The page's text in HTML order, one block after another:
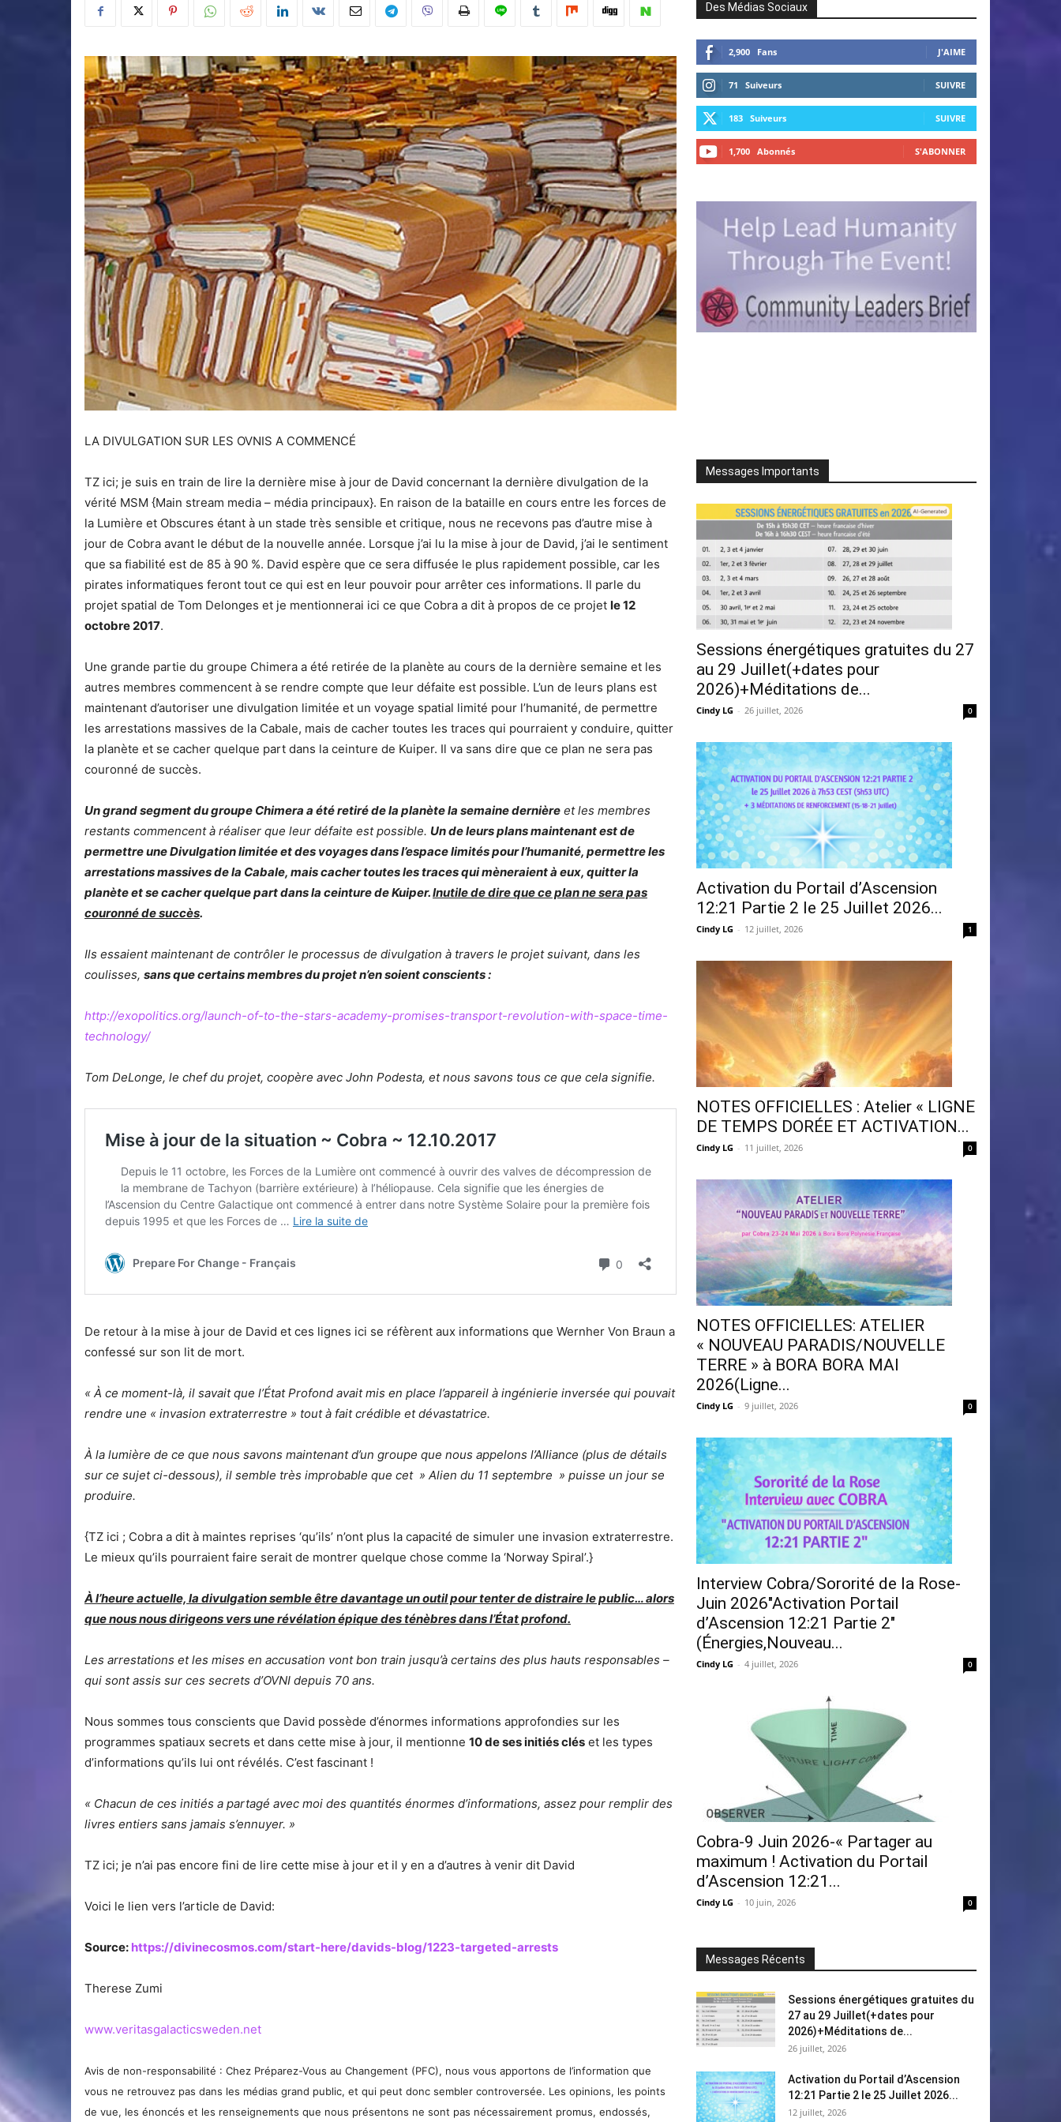
LA DIVULGATION SUR LES OVNIS A COMMENCÉ
TZ ici; je suis en train de lire la dernière mise à jour de David concernant la dernière divulgation de la
vérité MSM {Main stream media – média principaux}. En raison de la bataille en cours entre les forces de
la Lumière et Obscures étant à un stade très sensible et critique, nous ne recevons pas d’autre mise à
jour de Cobra avant le début de la nouvelle année. Lorsque j’ai lu la mise à jour de David, j’ai le sentiment
que sa fiabilité est de 85 à 90 %. David espère que ce sera diffusée le plus rapidement possible, car les
pirates informatiques feront tout ce qui est en leur pouvoir pour arrêter ces informations. Il parle du
projet spatial de Tom Delonges et je mentionnerai ici ce que Cobra a dit à propos de ce projet le 12
octobre 2017.
Une grande partie du groupe Chimera a été retirée de la planète au cours de la dernière semaine et les
autres membres commencent à se rendre compte que leur défaite est possible. L’un de leurs plans est
maintenant d’autoriser une divulgation limitée et un voyage spatial limité pour l’humanité, de permettre
les arrestations massives de la Cabale, mais de cacher toutes les traces qui pourraient y conduire, quitter
la planète et se cacher quelque part dans la ceinture de Kuiper. Il va sans dire que ce plan ne sera pas
couronné de succès.
Un grand segment du groupe Chimera a été retiré de la planète la semaine dernière et les membres
restants commencent à réaliser que leur défaite est possible. Un de leurs plans maintenant est de
permettre une Divulgation limitée et des voyages dans l’espace limités pour l’humanité, permettre les
arrestations massives de la Cabale, mais cacher toutes les traces qui mèneraient à eux, quitter la
planète et se cacher quelque part dans la ceinture de Kuiper.Inutile de dire que ce plan ne sera pas
couronné de succès.
Ils essaient maintenant de contrôler le processus de divulgation à travers le projet suivant, dans les
coulisses, sans que certains membres du projet n’en soient conscients :
http://exopolitics.org/launch-of-to-the-stars-academy-promises-transport-revolution-with-space-time-
technology/
Tom DeLonge, le chef du projet, coopère avec John Podesta, et nous savons tous ce que cela signifie.
De retour à la mise à jour de David et ces lignes ici se réfèrent aux informations que Wernher Von Braun a
confessé sur son lit de mort.
« À ce moment-là, il savait que l’État Profond avait mis en place l’appareil à ingénierie inversée qui pouvait
rendre une « invasion extraterrestre » tout à fait crédible et dévastatrice.
À la lumière de ce que nous savons maintenant d’un groupe que nous appelons l’Alliance (plus de détails
sur ce sujet ci-dessous), il semble très improbable que cet » Alien du 11 septembre » puisse un jour se
produire.
{TZ ici ; Cobra a dit à maintes reprises ‘qu’ils’ n’ont plus la capacité de simuler une invasion extraterrestre.
Le mieux qu’ils pourraient faire serait de montrer quelque chose comme la ‘Norway Spiral’.}
À l’heure actuelle, la divulgation semble être davantage un outil pour tenter de distraire le public… alors
que nous nous dirigeons vers une révélation épique des ténèbres dans l’État profond.
Les arrestations et les mises en accusation vont bon train jusqu’à certains des plus hauts responsables –
qui sont assis sur ces secrets d’OVNI depuis 70 ans.
Nous sommes tous conscients que David possède d’énormes informations approfondies sur les
programmes spatiaux secrets et dans cette mise à jour, il mentionne 10 de ses initiés clés et les types
d’informations qu’ils lui ont révélés. C’est fascinant !
« Chacun de ces initiés a partagé avec moi des quantités énormes d’informations, assez pour remplir des
livres entiers sans jamais s’ennuyer. »
TZ ici; je n’ai pas encore fini de lire cette mise à jour et il y en a d’autres à venir dit David
Voici le lien vers l’article de David:
Source: https://divinecosmos.com/start-here/davids-blog/1223-targeted-arrests
Therese Zumi
www.veritasgalacticsweden.net
Avis de non-responsabilité : Chez Préparez-Vous au Changement (PFC), nous vous apportons de l’information que
vous ne retrouvez pas dans les médias grand public, et qui peut donc sembler controversée. Les opinions, les points
de vue, les énoncés et les renseignements que nous présentons ne sont pas nécessairement promus, endossés,
Des Médias Sociaux
2,900 Fans J'AIME
71 Suiveurs SUIVRE
183 Suiveurs SUIVRE
1,700 Abonnés S'ABONNER
Messages Importants
Sessions énergétiques gratuites du 27
au 29 Juillet(+dates pour
2026)+Méditations de...
Cindy LG - 26 juillet, 2026 0
Activation du Portail d’Ascension
12:21 Partie 2 le 25 Juillet 2026...
Cindy LG - 12 juillet, 2026 1
NOTES OFFICIELLES : Atelier « LIGNE
DE TEMPS DORÉE ET ACTIVATION...
Cindy LG - 11 juillet, 2026 0
NOTES OFFICIELLES: ATELIER
« NOUVEAU PARADIS/NOUVELLE
TERRE » à BORA BORA MAI
2026(Ligne...
Cindy LG - 9 juillet, 2026 0
Interview Cobra/Sororité de la Rose-
Juin 2026″Activation Portail
d’Ascension 12:21 Partie 2″
(Énergies,Nouveau...
Cindy LG - 4 juillet, 2026 0
Cobra-9 Juin 2026-« Partager au
maximum ! Activation du Portail
d’Ascension 12:21...
Cindy LG - 10 juin, 2026 0
Messages Récents
Sessions énergétiques gratuites du
27 au 29 Juillet(+dates pour
2026)+Méditations de...
26 juillet, 2026
Activation du Portail d’Ascension
12:21 Partie 2 le 25 Juillet 2026...
12 juillet, 2026